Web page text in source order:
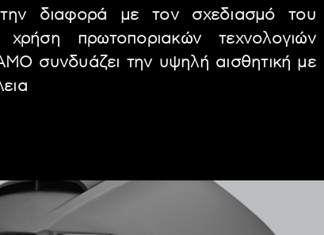
διαφορά με τον σχεδιασμό του
πρωτοποριακών τεχνολογιών
συνδυάζει την υψηλή αισθητική με